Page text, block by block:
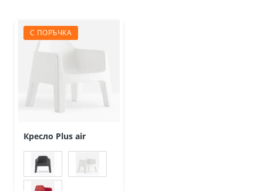
С ПОРЪЧКА
Кресло Plus air